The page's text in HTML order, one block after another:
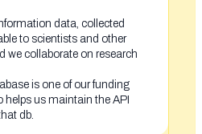
data, collected
to scientists and other
we collaborate on research
is one of our funding
us maintain the API
db.